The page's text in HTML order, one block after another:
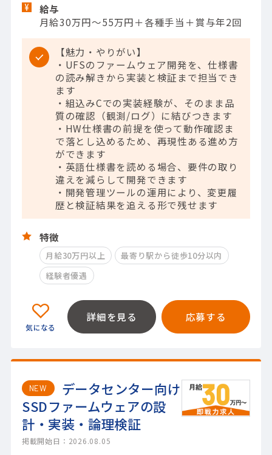
給与
月給30万円～55万円＋各種手当＋賞与年2回
【魅力・やりがい】
・UFSのファームウェア開発を、仕様書
の読み解きから実装と検証まで担当でき
ます
・組込みCでの実装経験が、そのまま品
質の確認（観測/ログ）に結びつきます
・HW仕様書の前提を使って動作確認ま
で落とし込めるため、再現性ある進め方
ができます
・英語仕様書を読める場合、要件の取り
違えを減らして開発できます
・開発管理ツールの運用により、変更履
歴と検証結果を追える形で残せます
特徴
月給30万円以上
最寄り駅から徒歩10分以内
経験者優遇
詳細を見る 応募する
NEW
データセンター向け
SSDファームウェアの設
計・実装・論理検証
掲載開始日：2026.08.05